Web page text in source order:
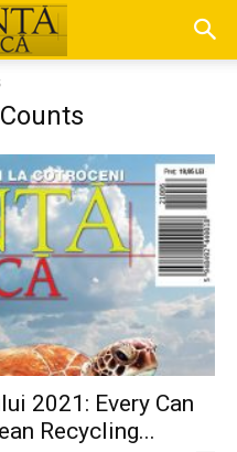
2021: Every Can
Recycling...